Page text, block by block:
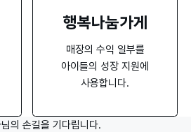
행복나눔가게
매장의 수익 일부를
아이들의 성장 지원에
사용합니다.
의 손길을 기다립니다.